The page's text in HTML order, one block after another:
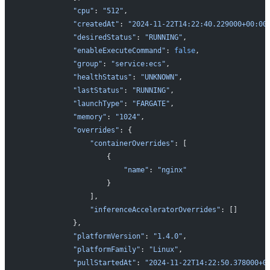
           "cpu"
: "512" ,
           "createdAt"
:
"2024-11-
           "desiredStatus"
: "RUNNING" ,
           "enableExecuteCommand"
: false,
           "group"
: "service:ecs" ,
           "healthStatus"
: "UNKNOWN" ,
           "lastStatus"
: "RUNNING" ,
           "launchType"
: "FARGATE" ,
           "memory"
: "1024" ,
           "overrides"
: {
               "containerOverrides"
: [
                   {
                       "name"
:
"nginx"
                   }
               ],
               "inferenceAcceleratorOverrides"
: []
           },
           "platformVersion"
: "1.4.0" ,
           "platformFamily"
: "Linux" ,
           "pullStartedAt"
: "2024-11-